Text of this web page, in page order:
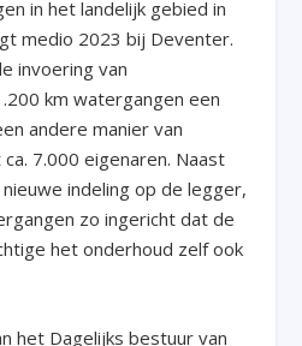
in het landelijk gebied in
medio 2023 bij Deventer.
invoering van
km watergangen een
andere manier van
7.000 eigenaren. Naast
indeling op de legger,
zo ingericht dat de
het onderhoud zelf ook
het Dagelijks bestuur van